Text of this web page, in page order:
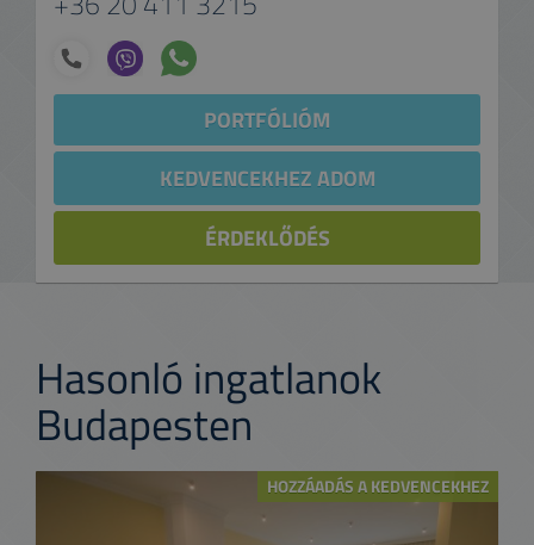
PORTFÓLIÓM
KEDVENCEKHEZ ADOM
ÉRDEKLŐDÉS
Hasonló ingatlanok
Budapesten
HOZZÁADÁS A KEDVENCEKHEZ